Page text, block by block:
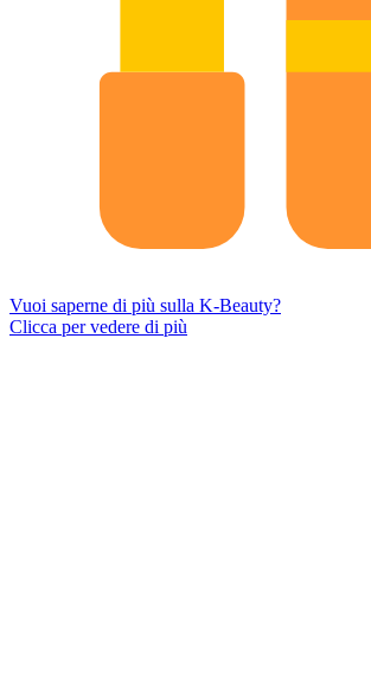
Vuoi saperne di più sulla K-Beauty?
Clicca per vedere di più